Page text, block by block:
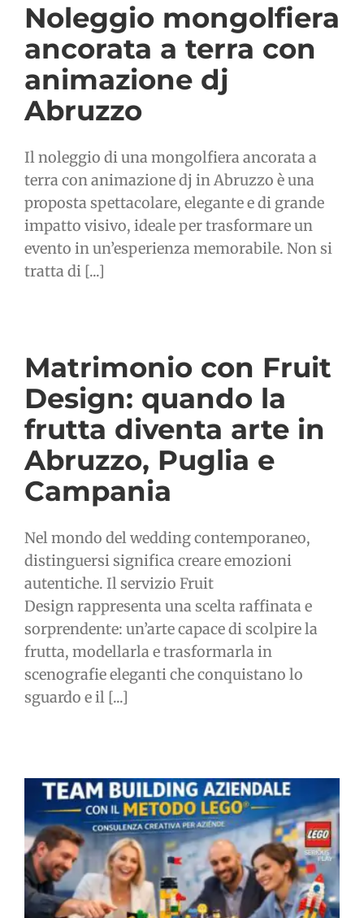
Noleggio mongolfiera
ancorata a terra con
animazione dj
Abruzzo
Il noleggio di una mongolfiera ancorata a
terra con animazione dj in Abruzzo è una
proposta spettacolare, elegante e di grande
impatto visivo, ideale per trasformare un
evento in un’esperienza memorabile. Non si
tratta di [...]
Matrimonio con Fruit
Design: quando la
frutta diventa arte in
Abruzzo, Puglia e
Campania
Nel mondo del wedding contemporaneo,
distinguersi significa creare emozioni
autentiche. Il servizio Fruit
Design rappresenta una scelta raffinata e
sorprendente: un’arte capace di scolpire la
frutta, modellarla e trasformarla in
scenografie eleganti che conquistano lo
sguardo e il [...]